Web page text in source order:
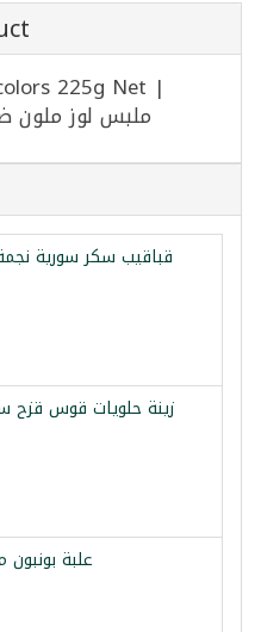
225g Net |
ملبس لوز ملون ضمن
قباقيب سكر سورية نجمة
زينة حلويات قوس قزح
علبة بونبون